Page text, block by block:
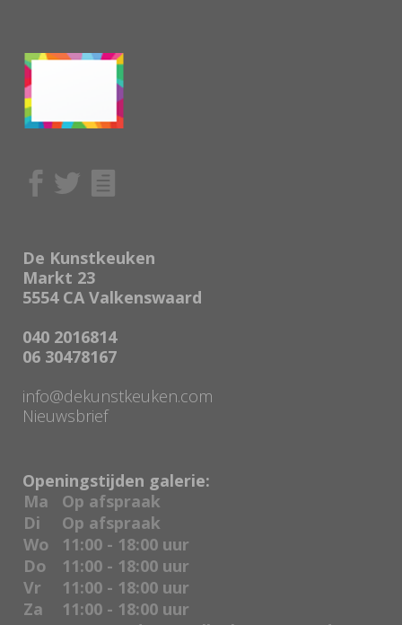
De Kunstkeuken
Markt 23
5554 CA Valkenswaard
040 2016814
06 30478167
info@dekunstkeuken.com
Nieuwsbrief
Openingstijden galerie:
Ma
Op afspraak
Di
Op afspraak
Wo
11:00 - 18:00 uur
Do
11:00 - 18:00 uur
Vr
11:00 - 18:00 uur
Za
11:00 - 18:00 uur